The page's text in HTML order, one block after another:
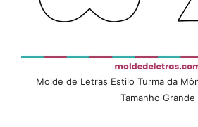
Molde de Letras Estilo Turma da
Tamanho Grande